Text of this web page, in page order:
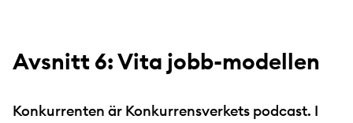
Avsnitt 6: Vita jobb-modellen
Konkurrenten är Konkurrensverkets podcast. I